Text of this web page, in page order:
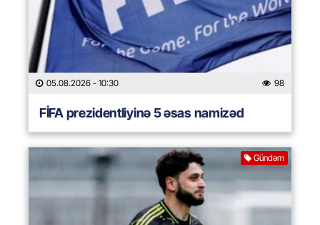
05.08.2026 - 10:30 98
FİFA prezidentliyinə 5 əsas namizəd
Gündəm